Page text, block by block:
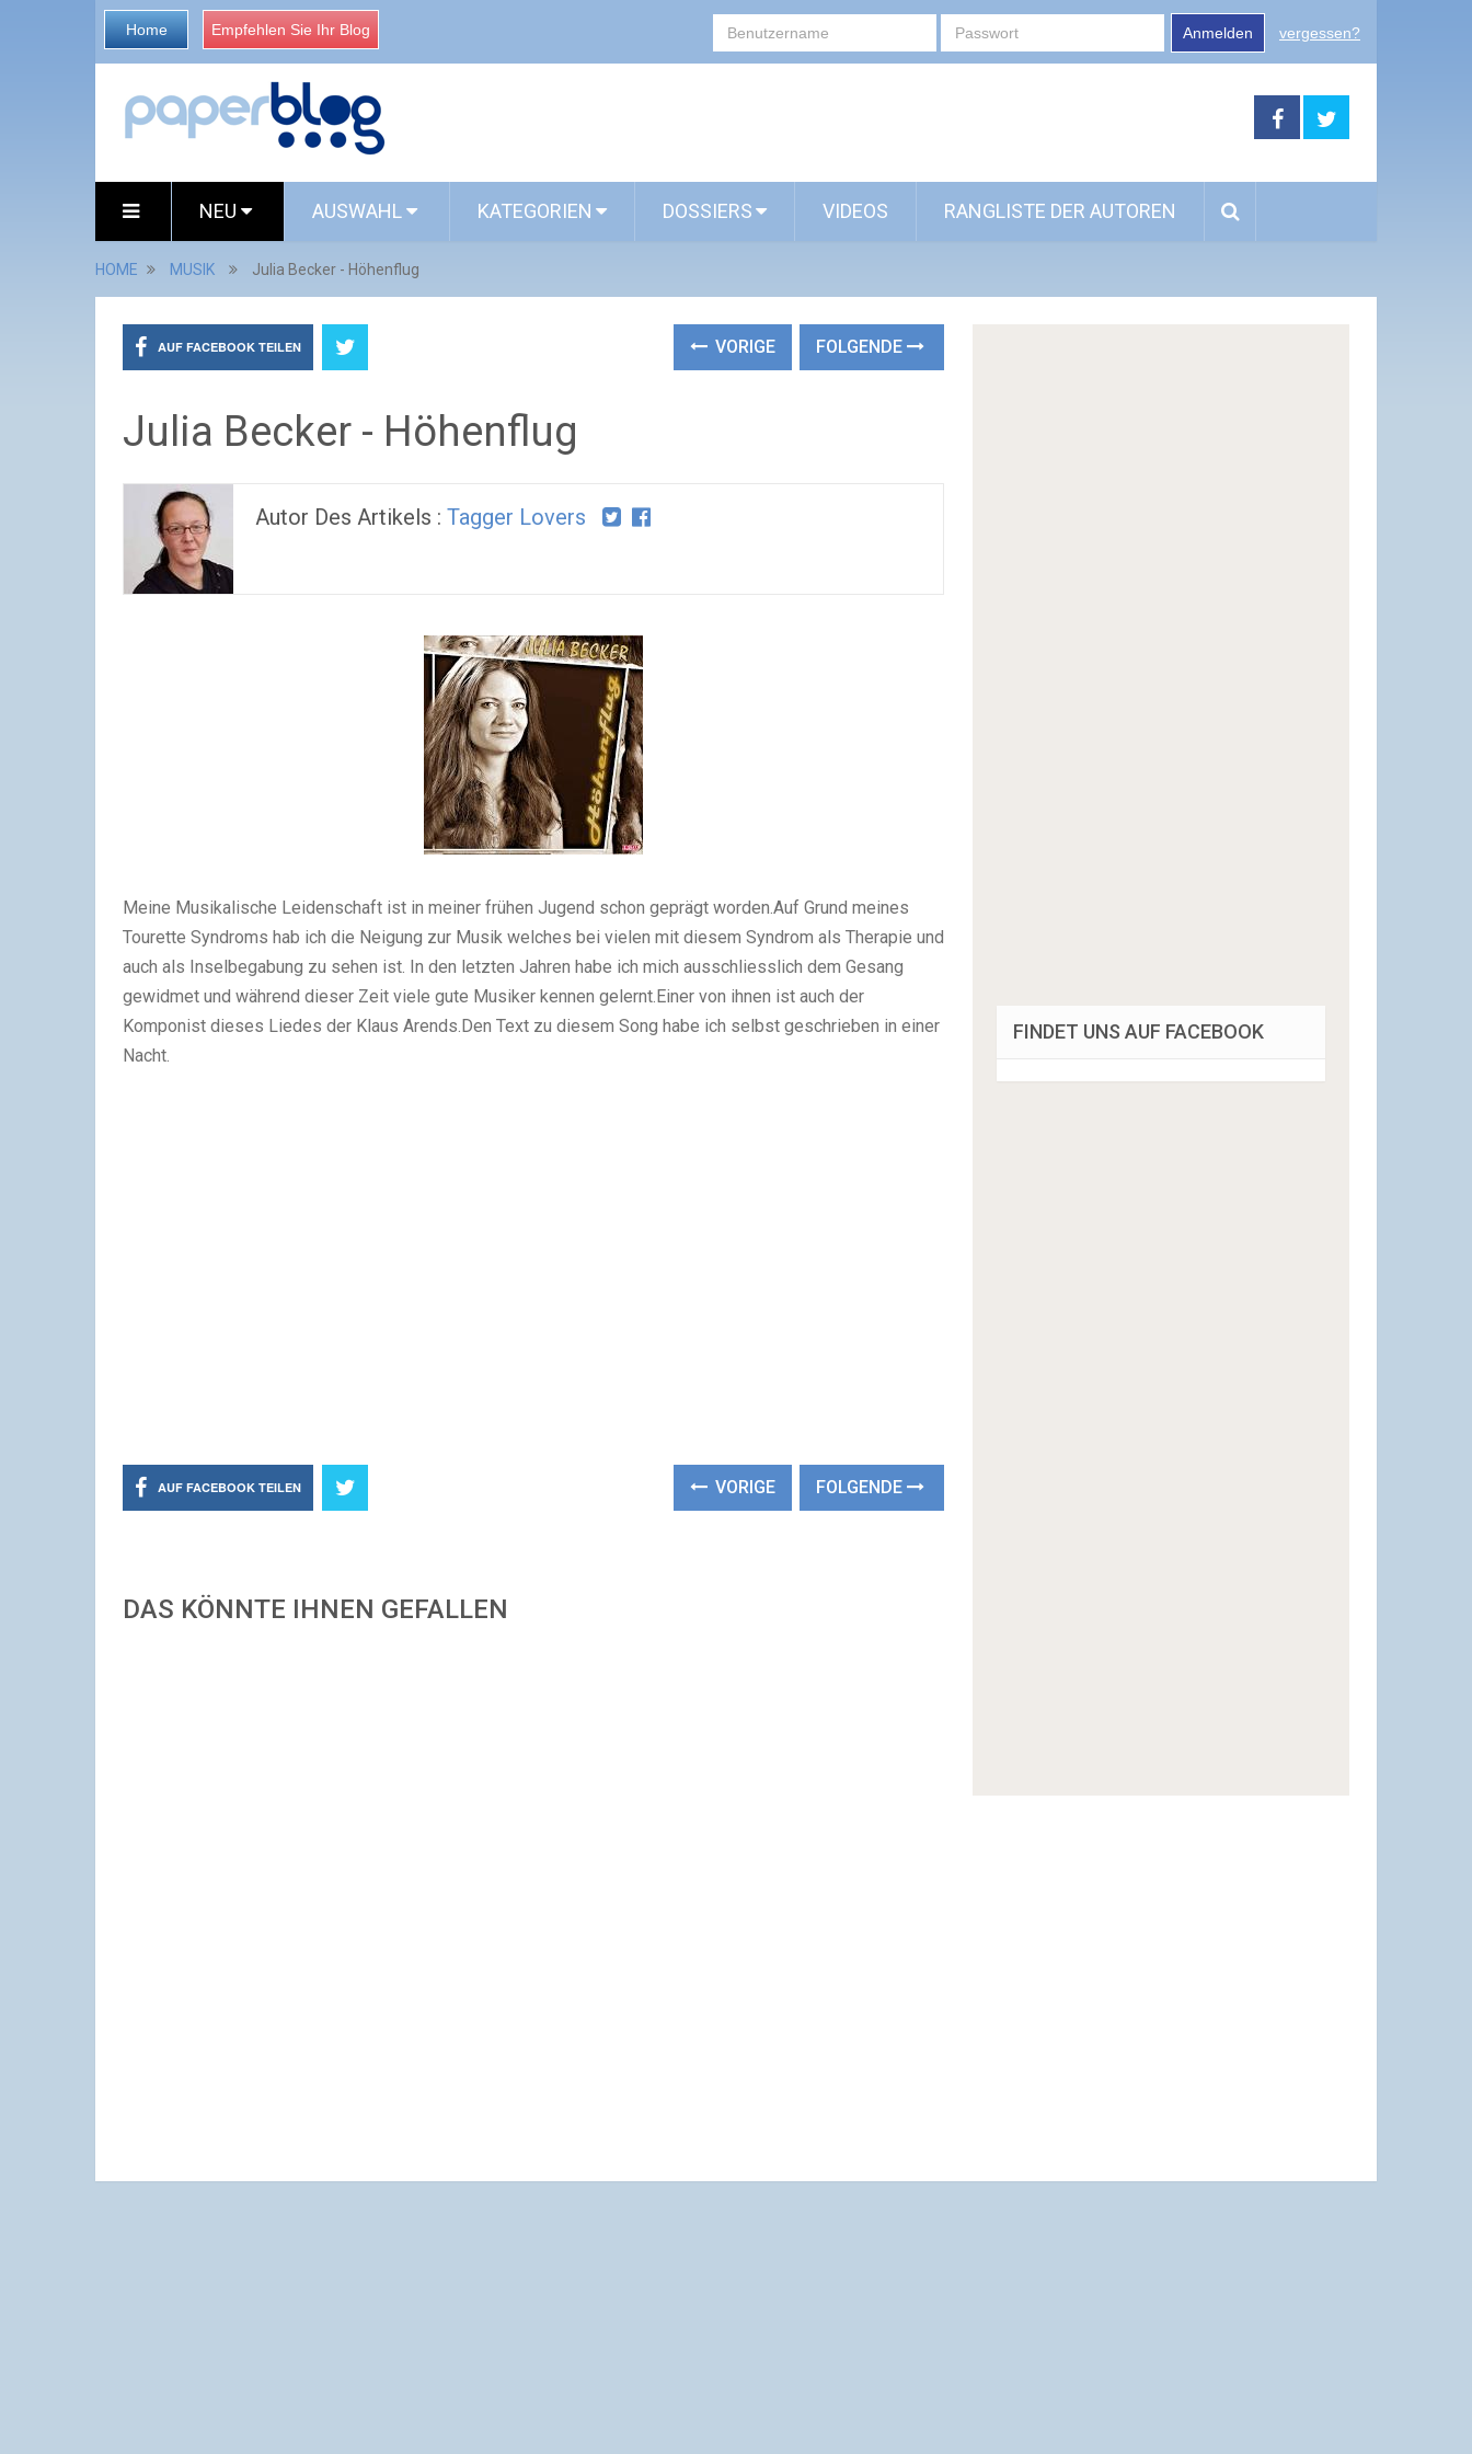
Home Empfehlen Sie Ihr Blog Anmelden vergessen?
NEU AUSWAHL KATEGORIEN DOSSIERS VIDEOS RANGLISTE DER AUTOREN
HOME MUSIK Julia Becker - Höhenflug
AUF FACEBOOK TEILEN VORIGE FOLGENDE
Julia Becker - Höhenflug
Autor Des Artikels : Tagger Lovers
Meine Musikalische Leidenschaft ist in meiner frühen Jugend schon geprägt worden.Auf Grund meines
Tourette Syndroms hab ich die Neigung zur Musik welches bei vielen mit diesem Syndrom als Therapie und
auch als Inselbegabung zu sehen ist. In den letzten Jahren habe ich mich ausschliesslich dem Gesang
gewidmet und während dieser Zeit viele gute Musiker kennen gelernt.Einer von ihnen ist auch der
Komponist dieses Liedes der Klaus Arends.Den Text zu diesem Song habe ich selbst geschrieben in einer
Nacht.
AUF FACEBOOK TEILEN VORIGE FOLGENDE
DAS KÖNNTE IHNEN GEFALLEN
FINDET UNS AUF FACEBOOK